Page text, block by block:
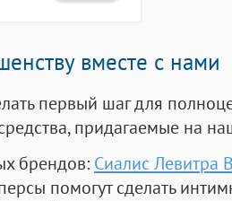
вместе с нами
первый шаг для
придагаемые на
брендов: Сиалис Левитра
помогут сделать